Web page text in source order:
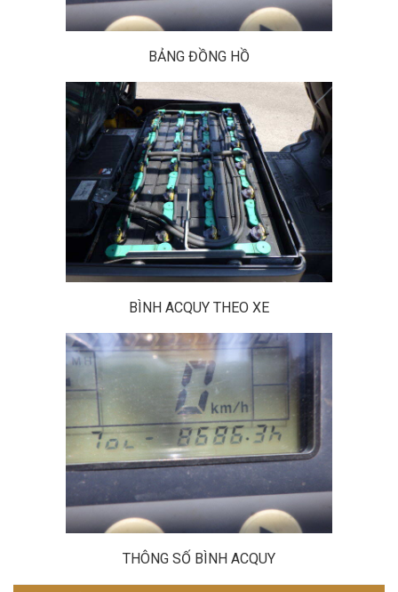
BẢNG ĐỒNG HỒ
BÌNH ACQUY THEO XE
THÔNG SỐ BÌNH ACQUY